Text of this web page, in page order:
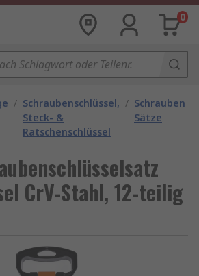
0
/ Schraubenschlüssel,
Steck- &
Ratschenschlüssel
/
Sätze
CrV-Stahl, 12-teilig